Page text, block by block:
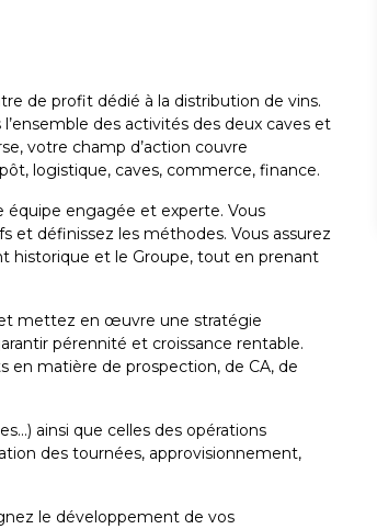
de profit dédié à la distribution de vins.
des activités des deux caves et
votre champ d’action couvre
logistique, caves, commerce, finance.
équipe engagée et experte. Vous
et définissez les méthodes. Vous assurez
historique et le Groupe, tout en prenant
mettez en œuvre une stratégie
pérennité et croissance rentable.
en matière de prospection, de CA, de
ainsi que celles des opérations
des tournées, approvisionnement,
le développement de vos